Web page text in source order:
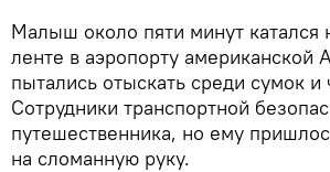
Малыш около пяти минут катался
ленте в аэропорту американской
пытались отыскать среди сумок и
Сотрудники транспортной
путешественника, но ему
на сломанную руку.